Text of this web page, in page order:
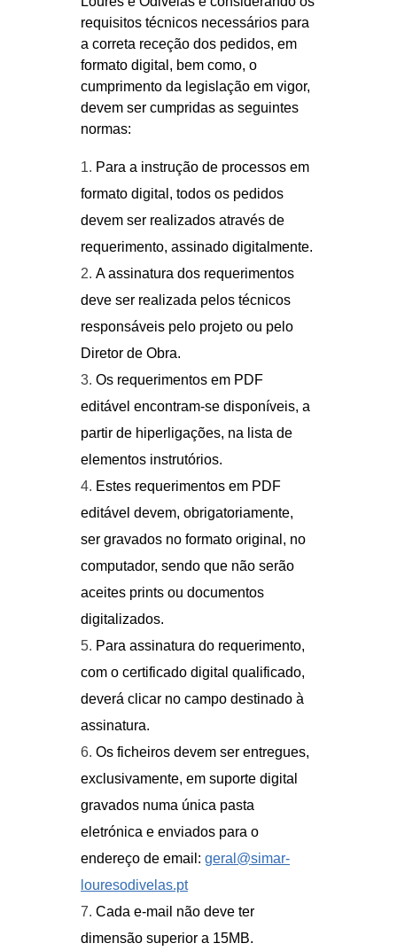
requisitos técnicos necessários para
a correta receção dos pedidos, em
formato digital, bem como, o
cumprimento da legislação em vigor,
devem ser cumpridas as seguintes
normas:
Para a instrução de processos em
formato digital, todos os pedidos
devem ser realizados através de
requerimento, assinado digitalmente.
A assinatura dos requerimentos
deve ser realizada pelos técnicos
responsáveis pelo projeto ou pelo
Diretor de Obra.
Os requerimentos em PDF
editável encontram-se disponíveis, a
partir de hiperligações, na lista de
elementos instrutórios.
Estes requerimentos em PDF
editável devem, obrigatoriamente,
ser gravados no formato original, no
computador, sendo que não serão
aceites prints ou documentos
digitalizados.
Para assinatura do requerimento,
com o certificado digital qualificado,
deverá clicar no campo destinado à
assinatura.
Os ficheiros devem ser entregues,
exclusivamente, em suporte digital
gravados numa única pasta
eletrónica e enviados para o
endereço de email: geral@simar-
louresodivelas.pt
Cada e-mail não deve ter
dimensão superior a 15MB.